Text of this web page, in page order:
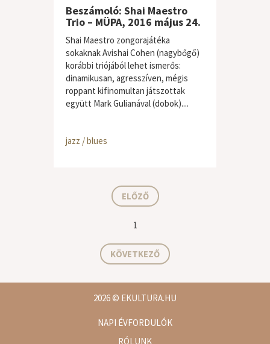
Beszámoló: Shai Maestro
Trio – MÜPA, 2016 május 24.
Shai Maestro zongorajátéka
sokaknak Avishai Cohen (nagybőgő)
korábbi triójából lehet ismerős:
dinamikusan, agresszíven, mégis
roppant kifinomultan játszottak
együtt Mark Gulianával (dobok)....
jazz / blues
ELŐZŐ
1
KÖVETKEZŐ
2026© EKULTURA.HU
NAPI ÉVFORDULÓK
RÓLUNK